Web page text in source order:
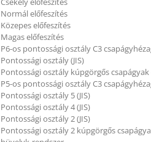
Normál előfeszítés
Közepes előfeszítés
Magas előfeszítés
P6-os pontossági osztály C3
Pontossági osztály (JIS)
Pontossági osztály kúpgörgős csapágyak
P5-os pontossági osztály C3
Pontossági osztály 5 (JIS)
Pontossági osztály 4 (JIS)
Pontossági osztály 2 (JIS)
Pontossági osztály 2 kúpgörgős